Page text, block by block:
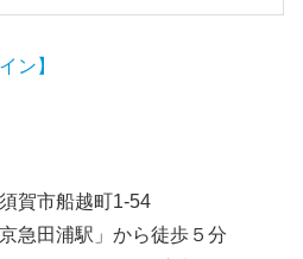
ン】
須賀市船越町1-54
駅」から徒歩５分